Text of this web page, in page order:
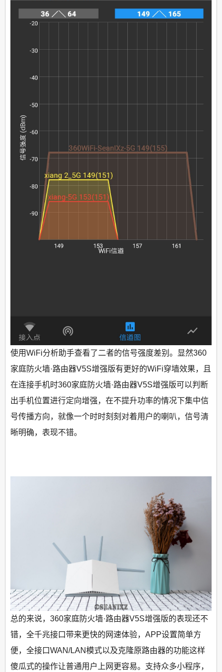
使用WiFi分析助手查看了二者的信号强度差别。显然360
家庭防火墙·路由器V5S增强版有更好的WiFi穿墙效果，且
在连接手机时360家庭防火墙·路由器V5S增强版可以判断
出手机位置进行定向增强，在不提升功率的情况下集中信
号传播方向，就像一个时时刻刻对着用户的喇叭，信号清
晰明确，表现不错。
总的来说，360家庭防火墙·路由器V5S增强版的表现还不
错，全千兆接口带来更快的网速体验，APP设置简单方
便，全接口WAN/LAN模式以及克隆原路由器的功能这样
傻瓜式的操作让普通用户上网更容易。支持众多小程序，